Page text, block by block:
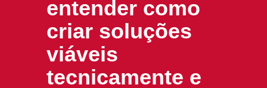
entender como
criar soluções
viáveis
tecnicamente e